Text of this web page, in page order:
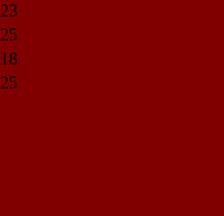
23
25
18
25